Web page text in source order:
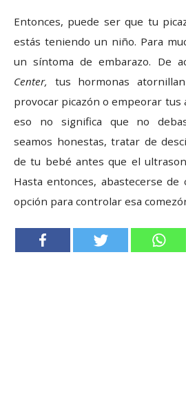
Entonces, puede ser que tu
estás teniendo un niño. Para
un síntoma de embarazo. De
Center, tus hormonas
provocar picazón o empeorar tus
eso no significa que no
seamos honestas, tratar de
de tu bebé antes que el
Hasta entonces, abastecerse de
opción para controlar esa